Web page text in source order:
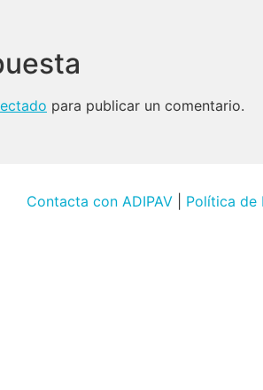
para publicar un comentario.
Contacta con ADIPAV| Política de